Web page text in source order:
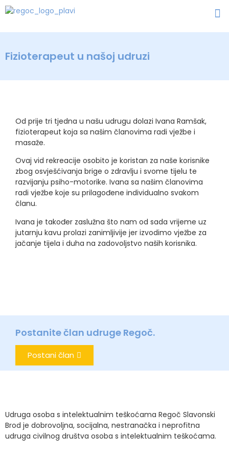
Fizioterapeut u našoj udruzi
Od prije tri tjedna u našu udrugu dolazi Ivana Ramšak,
fizioterapeut koja sa našim članovima radi vježbe i
masaže.
Ovaj vid rekreacije osobito je koristan za naše korisnike
zbog osvješćivanja brige o zdravlju i svome tijelu te
razvijanju psiho-motorike. Ivana sa našim članovima
radi vježbe koje su prilagođene individualno svakom
članu.
Ivana je također zaslužna što nam od sada vrijeme uz
jutarnju kavu prolazi zanimljivije jer izvodimo vježbe za
jačanje tijela i duha na zadovoljstvo naših korisnika.
Postanite član udruge Regoč.
Postani član
Udruga osoba s intelektualnim teškoćama Regoč Slavonski
Brod je dobrovoljna, socijalna, nestranačka i neprofitna
udruga civilnog društva osoba s intelektualnim teškoćama.